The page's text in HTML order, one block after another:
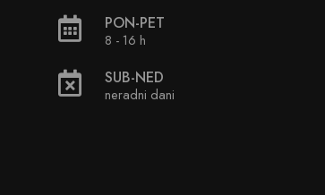
PON-PET
8 - 16 h
SUB-NED
neradni dani